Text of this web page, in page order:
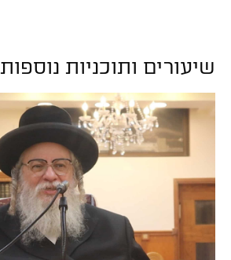
שיעורים ותוכניות נוספות